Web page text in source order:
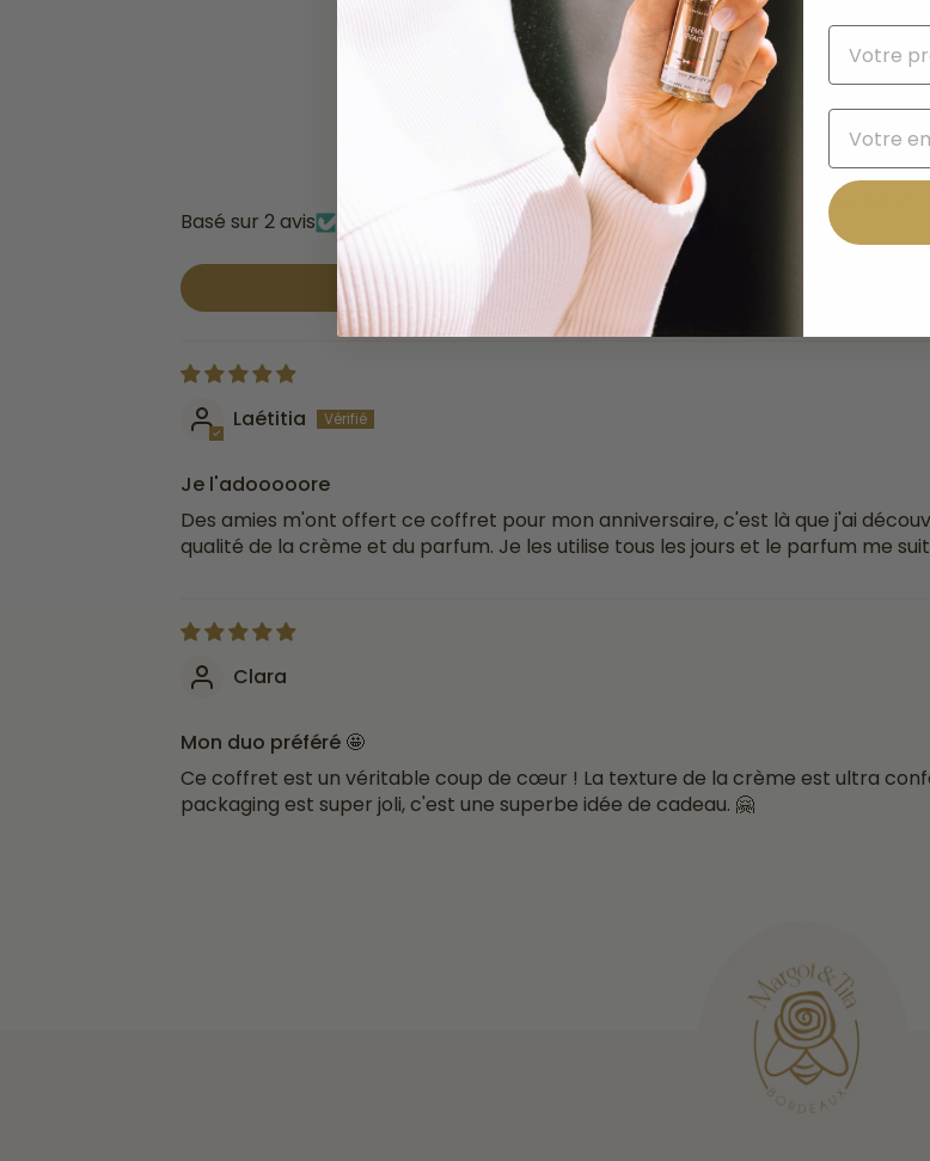
Avis Clients
5.00 sur 5
Basé sur 2 avis
Laétitia
Je l'adooooore
Des amies m'ont offert ce coffret pour mon anniversaire, c'est là que j'ai
qualité de la crème et du parfum. Je les utilise tous les jours et le parfum me
Clara
Mon duo préféré 🤩
Ce coffret est un véritable coup de cœur ! La texture de la crème est ultra
packaging est super joli, c'est une superbe idée de cadeau. 🤗